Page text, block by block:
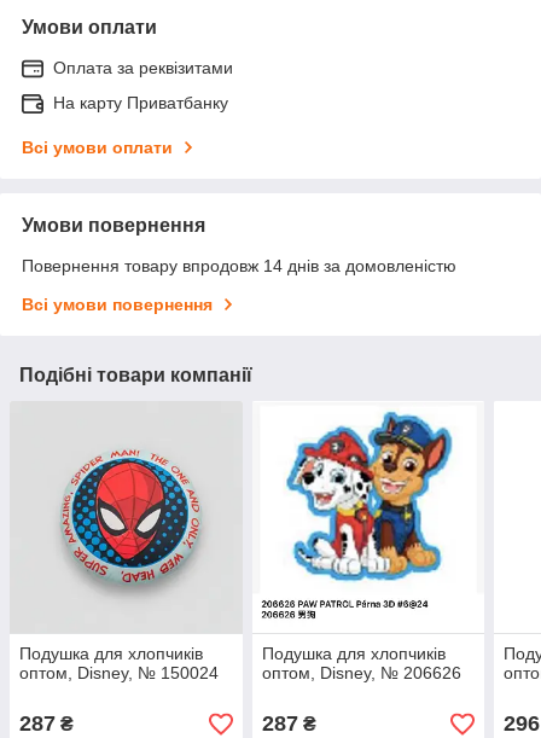
Умови оплати
Оплата за реквізитами
На карту Приватбанку
Всі умови оплати
Умови повернення
Повернення товару впродовж 14 днів за домовленістю
Всі умови повернення
Подібні товари компанії
Подушка для хлопчиків
оптом, Disney, № 150024
287 ₴
Подушка для хлопчиків
оптом, Disney, № 206626
287₴ 296